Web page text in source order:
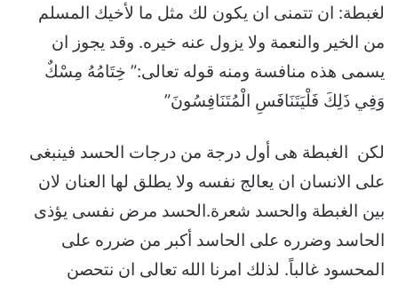
لغبطة: ان تتمنى ان يكون لك مثل ما لأخيك المسلم
من الخير والنعمة ولا يزول عنه خيره. وقد يجوز ان
يسمى هذه منافسة ومنه قوله تعالى:” خِتَامُهُ مِسْكٌ
وَفِي ذَلِكَ فَلْيَتَنَافَسِ الْمُتَنَافِسُونَ”
لكن الغبطة هى أول درجة من درجات الحسد فينبغى
على الانسان ان يعالج نفسه ولا يطلق لها العنان لان
بين الغبطة والحسد شعرة.الحسد مرض نفسى يؤذى
الحاسد وضرره على الحاسد أكبر من ضرره على
المحسود غالباً. لذلك امرنا الله تعالى ان نتحصن